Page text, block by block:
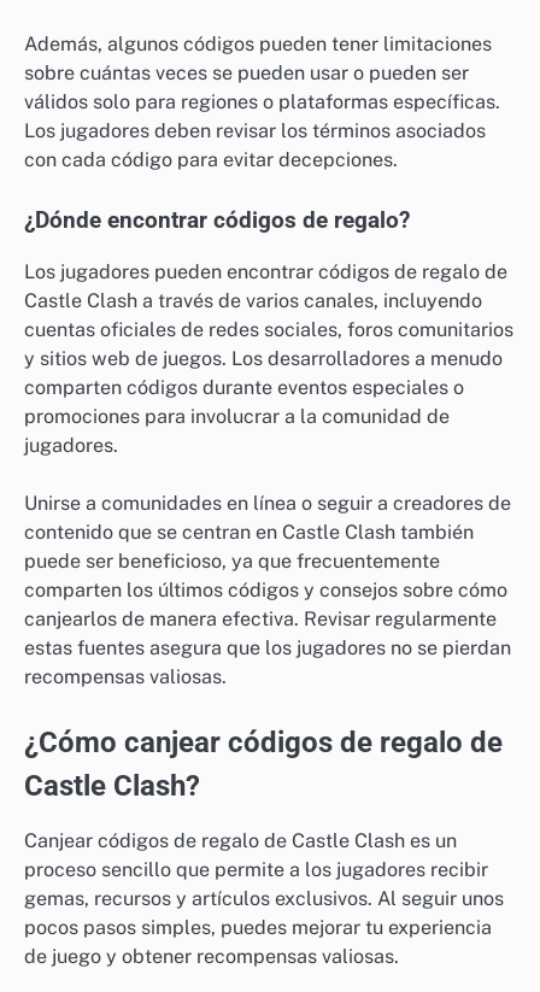
Además, algunos códigos pueden tener limitaciones
sobre cuántas veces se pueden usar o pueden ser
válidos solo para regiones o plataformas específicas.
Los jugadores deben revisar los términos asociados
con cada código para evitar decepciones.
¿Dónde encontrar códigos de regalo?
Los jugadores pueden encontrar códigos de regalo de
Castle Clash a través de varios canales, incluyendo
cuentas oficiales de redes sociales, foros comunitarios
y sitios web de juegos. Los desarrolladores a menudo
comparten códigos durante eventos especiales o
promociones para involucrar a la comunidad de
jugadores.
Unirse a comunidades en línea o seguir a creadores de
contenido que se centran en Castle Clash también
puede ser beneficioso, ya que frecuentemente
comparten los últimos códigos y consejos sobre cómo
canjearlos de manera efectiva. Revisar regularmente
estas fuentes asegura que los jugadores no se pierdan
recompensas valiosas.
¿Cómo canjear códigos de regalo de
Castle Clash?
Canjear códigos de regalo de Castle Clash es un
proceso sencillo que permite a los jugadores recibir
gemas, recursos y artículos exclusivos. Al seguir unos
pocos pasos simples, puedes mejorar tu experiencia
de juego y obtener recompensas valiosas.